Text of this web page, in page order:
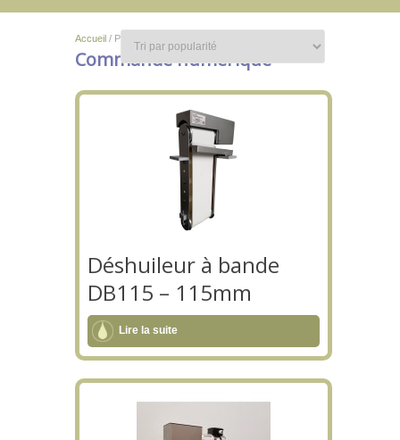
Accueil / Produits identifiés “Commande numérique”
Commande numérique
Déshuileur à bande
DB115 – 115mm
Lire la suite